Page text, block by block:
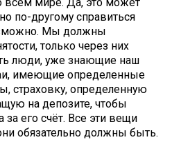
по-другому справиться
Мы должны
только через них
люди, уже знающие наш
имеющие определенные
страховку, определенную
на депозите, чтобы
за его счёт. Все эти вещи
обязательно должны быть.